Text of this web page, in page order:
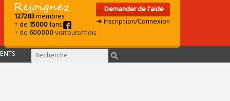
127283membres
+ de15000fans
+ de600000visiteurs/mois
Demander de l'aide
➜ Inscription/Connexion